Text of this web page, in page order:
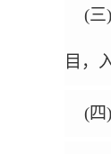
(三
目，
(四)